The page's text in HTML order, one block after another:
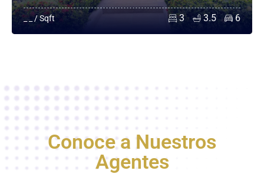
_ _ / Sqft 3 3.5 6
Conoce a Nuestros
Agentes